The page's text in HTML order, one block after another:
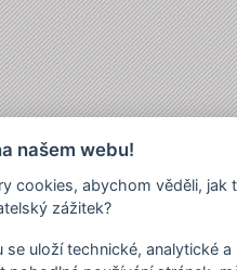
našem webu!
cookies, abychom věděli, jak
zážitek?
se uloží technické, analytické